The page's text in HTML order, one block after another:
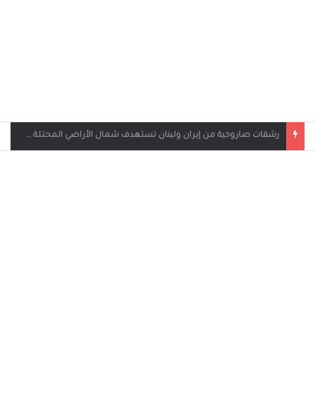
بث مباشر مباراة الأردن والإمارات في كأس العرب 2025